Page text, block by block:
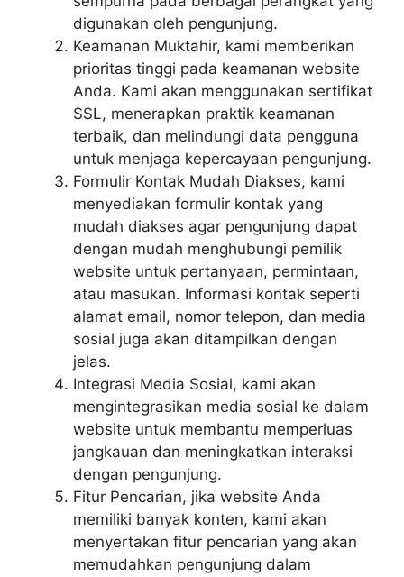
digunakan oleh pengunjung.
Keamanan Muktahir, kami memberikan
prioritas tinggi pada keamanan website
Anda. Kami akan menggunakan sertifikat
SSL, menerapkan praktik keamanan
terbaik, dan melindungi data pengguna
untuk menjaga kepercayaan pengunjung.
Formulir Kontak Mudah Diakses, kami
menyediakan formulir kontak yang
mudah diakses agar pengunjung dapat
dengan mudah menghubungi pemilik
website untuk pertanyaan, permintaan,
atau masukan. Informasi kontak seperti
alamat email, nomor telepon, dan media
sosial juga akan ditampilkan dengan
jelas.
Integrasi Media Sosial, kami akan
mengintegrasikan media sosial ke dalam
website untuk membantu memperluas
jangkauan dan meningkatkan interaksi
dengan pengunjung.
Fitur Pencarian, jika website Anda
memiliki banyak konten, kami akan
menyertakan fitur pencarian yang akan
memudahkan pengunjung dalam